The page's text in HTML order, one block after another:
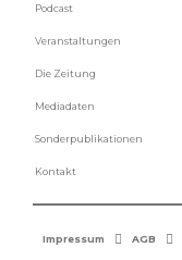
Podcast
Veranstaltungen
Die Zeitung
Mediadaten
Sonderpublikationen
Kontakt
Impressum AGB